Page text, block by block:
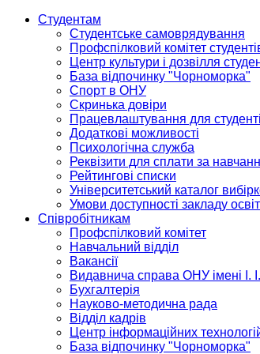
Студентам
Студентське самоврядування
Профспілковий комітет
Центр культури і дозвілля
База відпочинку "Чорноморка"
Спорт в ОНУ
Скринька довіри
Працевлаштування для
Додаткові можливості
Психологічна служба
Реквізити для сплати за
Рейтингові списки
Університетський каталог
Умови доступності закладу
Співробітникам
Профспілковий комітет
Навчальний відділ
Вакансії
Видавнича справа ОНУ імені І.
Бухгалтерія
Науково-методична рада
Відділ кадрів
Центр інформаційних
База відпочинку "Чорноморка"